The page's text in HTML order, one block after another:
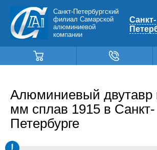
Санкт-Петербургский
филиал Самарской
алюминиевой
компании
Санкт-
Алюминиевый двутавр
мм сплав 1915 в Санкт-
Петербурге